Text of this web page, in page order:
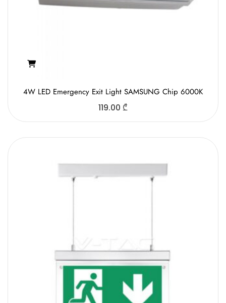
4W LED Emergency Exit Light SAMSUNG Chip 6000K
119.00 ₾